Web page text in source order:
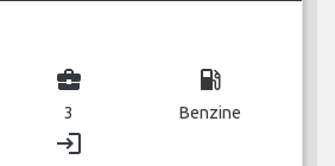
business_center
3
local_gas_station
Benzine
login